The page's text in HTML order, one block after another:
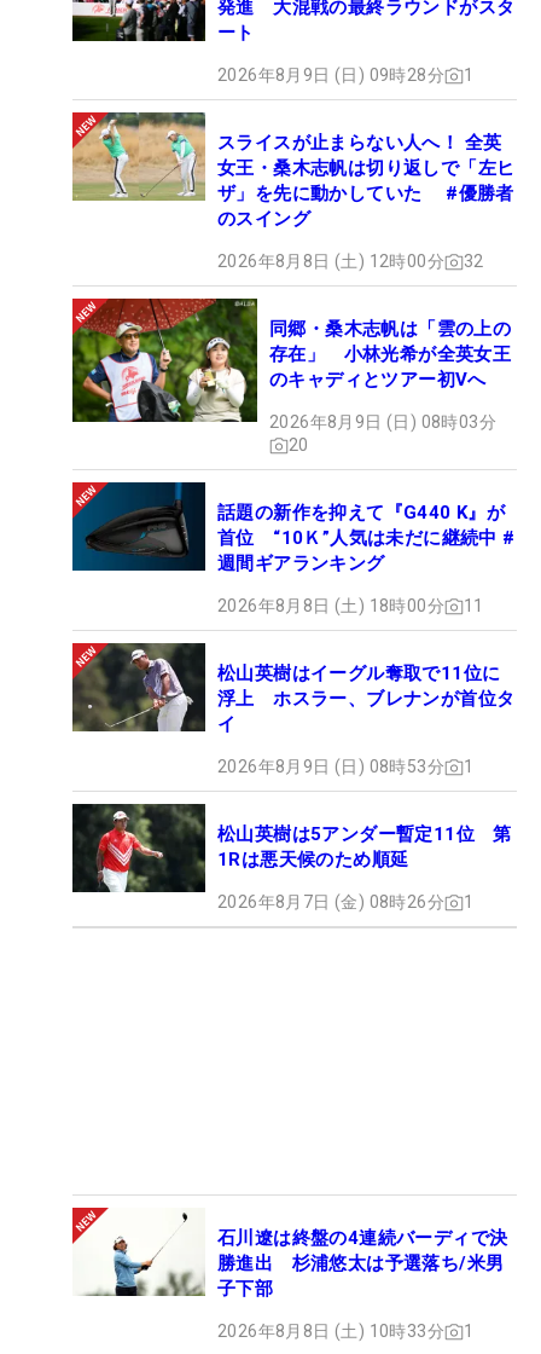
発進 大混戦の最終ラウンドがスタ
ート
2026年8月9日 (日) 09時28分 1
スライスが止まらない人へ！ 全英
女王・桑木志帆は切り返しで「左ヒ
ザ」を先に動かしていた #優勝者
のスイング
2026年8月8日 (土) 12時00分 32
同郷・桑木志帆は「雲の上の
存在」 小林光希が全英女王
のキャディとツアー初Vへ
2026年8月9日 (日) 08時03分
20
話題の新作を抑えて『G440 K』が
首位 “10Ｋ”人気は未だに継続中 #
週間ギアランキング
2026年8月8日 (土) 18時00分 11
松山英樹はイーグル奪取で11位に
浮上 ホスラー、ブレナンが首位タ
イ
2026年8月9日 (日) 08時53分 1
松山英樹は5アンダー暫定11位 第
1Rは悪天候のため順延
2026年8月7日 (金) 08時26分 1
石川遼は終盤の4連続バーディで決
勝進出 杉浦悠太は予選落ち/米男
子下部
2026年8月8日 (土) 10時33分 1